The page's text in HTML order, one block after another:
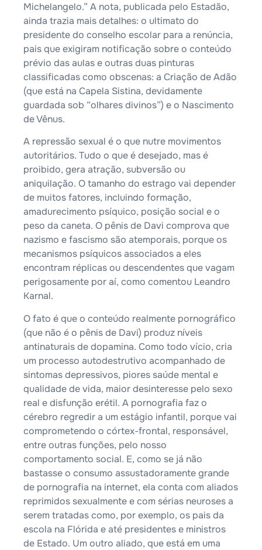
Michelangelo.” A nota, publicada pelo Estadão,
ainda trazia mais detalhes: o ultimato do
presidente do conselho escolar para a renúncia,
pais que exigiram notificação sobre o conteúdo
prévio das aulas e outras duas pinturas
classificadas como obscenas: a Criação de Adão
(que está na Capela Sistina, devidamente
guardada sob “olhares divinos”) e o Nascimento
de Vênus.
A repressão sexual é o que nutre movimentos
autoritários. Tudo o que é desejado, mas é
proibido, gera atração, subversão ou
aniquilação. O tamanho do estrago vai depender
de muitos fatores, incluindo formação,
amadurecimento psíquico, posição social e o
peso da caneta. O pênis de Davi comprova que
nazismo e fascismo são atemporais, porque os
mecanismos psíquicos associados a eles
encontram réplicas ou descendentes que vagam
perigosamente por aí, como comentou Leandro
Karnal.
O fato é que o conteúdo realmente pornográfico
(que não é o pênis de Davi) produz níveis
antinaturais de dopamina. Como todo vício, cria
um processo autodestrutivo acompanhado de
sintomas depressivos, piores saúde mental e
qualidade de vida, maior desinteresse pelo sexo
real e disfunção erétil. A pornografia faz o
cérebro regredir a um estágio infantil, porque vai
comprometendo o córtex-frontal, responsável,
entre outras funções, pelo nosso
comportamento social. E, como se já não
bastasse o consumo assustadoramente grande
de pornografia na internet, ela conta com aliados
reprimidos sexualmente e com sérias neuroses a
serem tratadas como, por exemplo, os pais da
escola na Flórida e até presidentes e ministros
de Estado. Um outro aliado, que está em uma